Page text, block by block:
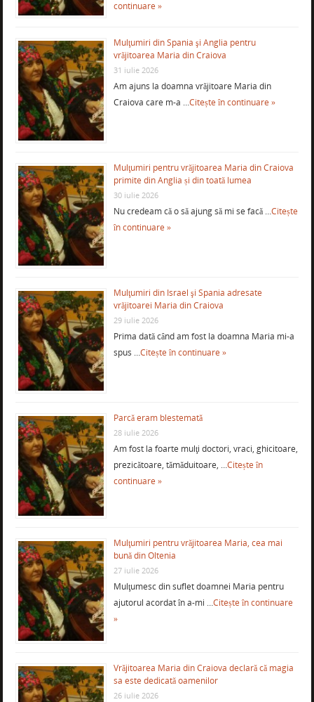
continuare »
Mulţumiri din Spania şi Anglia pentru
vrăjitoarea Maria din Craiova
31 iulie 2026
Am ajuns la doamna vrăjitoare Maria din
Craiova care m-a …Citește în continuare »
Mulţumiri pentru vrăjitoarea Maria din Craiova
primite din Anglia și din toată lumea
30 iulie 2026
Nu credeam că o să ajung să mi se facă …Citește
în continuare »
Mulţumiri din Israel şi Spania adresate
vrăjitoarei Maria din Craiova
29 iulie 2026
Prima dată când am fost la doamna Maria mi-a
spus …Citește în continuare »
Parcă eram blestemată
28 iulie 2026
Am fost la foarte mulţi doctori, vraci, ghicitoare,
prezicătoare, tămăduitoare, …Citește în
continuare »
Mulţumiri pentru vrăjitoarea Maria, cea mai
bună din Oltenia
27 iulie 2026
Mulţumesc din suflet doamnei Maria pentru
ajutorul acordat în a-mi …Citește în continuare
»
Vrăjitoarea Maria din Craiova declară că magia
sa este dedicată oamenilor
26 iulie 2026